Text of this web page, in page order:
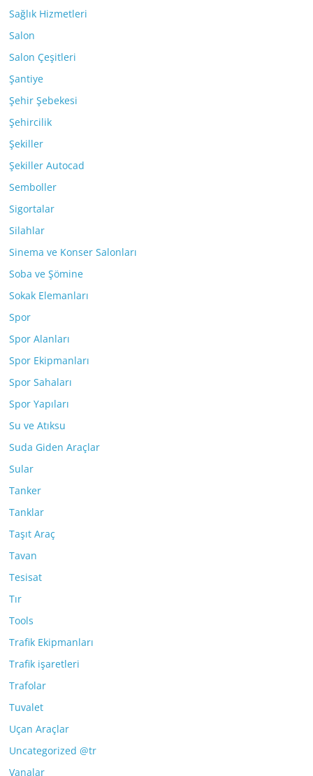
Sağlık Hizmetleri
Salon
Salon Çeşitleri
Şantiye
Şehir Şebekesi
Şehircilik
Şekiller
Şekiller Autocad
Semboller
Sigortalar
Silahlar
Sinema ve Konser Salonları
Soba ve Şömine
Sokak Elemanları
Spor
Spor Alanları
Spor Ekipmanları
Spor Sahaları
Spor Yapıları
Su ve Atıksu
Suda Giden Araçlar
Sular
Tanker
Tanklar
Taşıt Araç
Tavan
Tesisat
Tır
Tools
Trafik Ekipmanları
Trafik işaretleri
Trafolar
Tuvalet
Uçan Araçlar
Uncategorized @tr
Vanalar